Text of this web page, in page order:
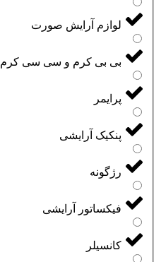
لوازم آرایش صورت
بی بی کرم و سی سی کرم
پرایمر
پنکیک آرایشی
رژگونه
فیکساتور آرایشی
کانسیلر